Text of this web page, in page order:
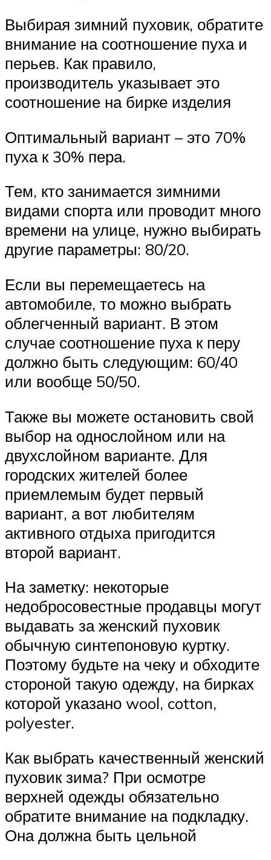
Выбирая зимний пуховик, обратите
внимание на соотношение пуха и
перьев. Как правило,
производитель указывает это
соотношение на бирке изделия
Оптимальный вариант – это 70%
пуха к 30% пера.
Тем, кто занимается зимними
видами спорта или проводит много
времени на улице, нужно выбирать
другие параметры: 80/20.
Если вы перемещаетесь на
автомобиле, то можно выбрать
облегченный вариант. В этом
случае соотношение пуха к перу
должно быть следующим: 60/40
или вообще 50/50.
Также вы можете остановить свой
выбор на однослойном или на
двухслойном варианте. Для
городских жителей более
приемлемым будет первый
вариант, а вот любителям
активного отдыха пригодится
второй вариант.
На заметку: некоторые
недобросовестные продавцы могут
выдавать за женский пуховик
обычную синтепоновую куртку.
Поэтому будьте на чеку и обходите
стороной такую одежду, на бирках
которой указано wool, cotton,
polyester.
Как выбрать качественный женский
пуховик зима? При осмотре
верхней одежды обязательно
обратите внимание на подкладку.
Она должна быть цельной